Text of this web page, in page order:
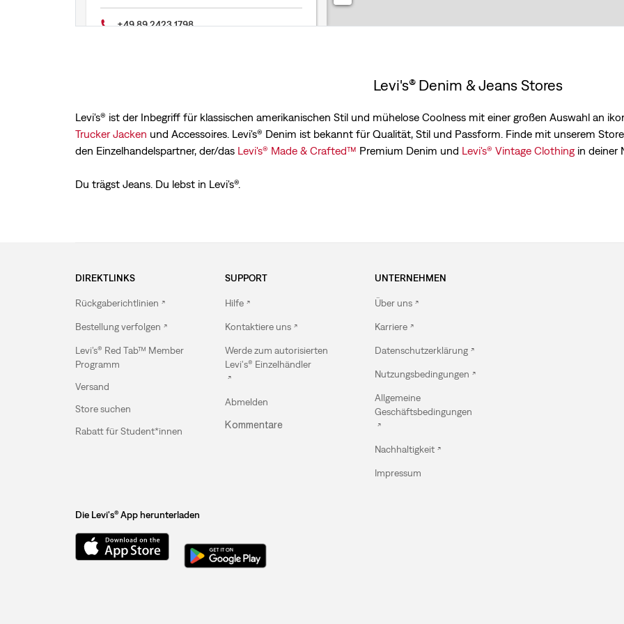
+49 89 2423 1798
Levi's® Denim & Jeans Stores
Levi's® ist der Inbegriff für klassischen amerikanischen Stil und mühelose Coolness mit einer großen Auswahl an
Trucker Jacken und Accessoires. Levi's® Denim ist bekannt für Qualität, Stil und Passform. Finde mit unserem
den Einzelhandelspartner, der/das Levi's® Made & Crafted™ Premium Denim und Levi's® Vintage Clothingin deiner
Du trägst Jeans. Du lebst in Levi's®.
DIREKTLINKS
Rückgaberichtlinien
Bestellung verfolgen
Levi’s® Red Tab™ Member
Programm
Versand
Store suchen
Rabatt für Student*innen
SUPPORT
Hilfe
Kontaktiere uns
Werde zum autorisierten
Levi's® Einzelhändler
Abmelden
Kommentare
UNTERNEHMEN
Über uns
Karriere
Datenschutzerklärung
Nutzungsbedingungen
Allgemeine
Geschäftsbedingungen
Nachhaltigkeit
Impressum
Die Levi's® App herunterladen